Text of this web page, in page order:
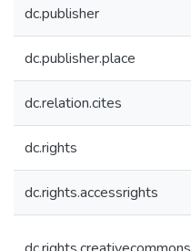
dc.publisher
dc.publisher.place
dc.relation.cites
dc.rights
dc.rights.accessrights